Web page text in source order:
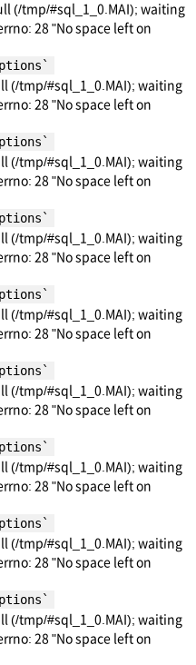
(/tmp/#sql_1_0.MAI); waiting
28 "No space left on
(/tmp/#sql_1_0.MAI); waiting
28 "No space left on
(/tmp/#sql_1_0.MAI); waiting
28 "No space left on
(/tmp/#sql_1_0.MAI); waiting
28 "No space left on
(/tmp/#sql_1_0.MAI); waiting
28 "No space left on
(/tmp/#sql_1_0.MAI); waiting
28 "No space left on
(/tmp/#sql_1_0.MAI); waiting
28 "No space left on
(/tmp/#sql_1_0.MAI); waiting
28 "No space left on
(/tmp/#sql_1_0.MAI); waiting
28 "No space left on